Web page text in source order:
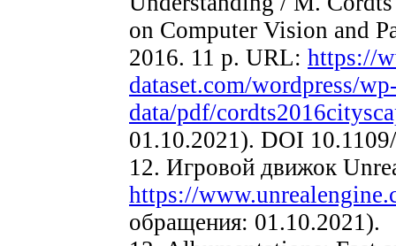
on Computer Vision and
2016. 11 p. URL: https://
dataset.com/wordpress/
data/pdf/
01.10.2021). DOI
12. Игровой движок
https://
обращения: 01.10.2021).